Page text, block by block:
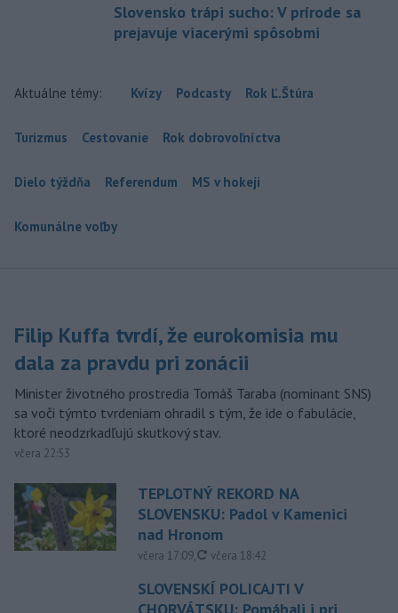
Slovensko trápi sucho: V prírode sa
prejavuje viacerými spôsobmi
Aktuálne témy: Kvízy Podcasty Rok Ľ.Štúra
Turizmus Cestovanie Rok dobrovoľníctva
Dielo týždňa Referendum MS v hokeji
Komunálne voľby
Filip Kuffa tvrdí, že eurokomisia mu
dala za pravdu pri zonácii
Minister životného prostredia Tomáš Taraba (nominant SNS)
sa voči týmto tvrdeniam ohradil s tým, že ide o fabulácie,
ktoré neodzrkadľujú skutkový stav.
včera 22:53
TEPLOTNÝ REKORD NA
SLOVENSKU: Padol v Kamenici
nad Hronom
včera 17:09, aktualizované
včera 18:42
SLOVENSKÍ POLICAJTI V
CHORVÁTSKU: Pomáhali i pri